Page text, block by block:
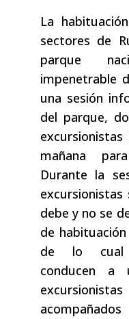
La
sectores de
parque
impenetrable
una sesión
del parque,
mañana
Durante la
excursionistas
debe y no se
de
de lo cual
conducen